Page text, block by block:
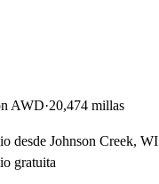
AWD 20,474 millas
desde Johnson Creek, WI
gratuita